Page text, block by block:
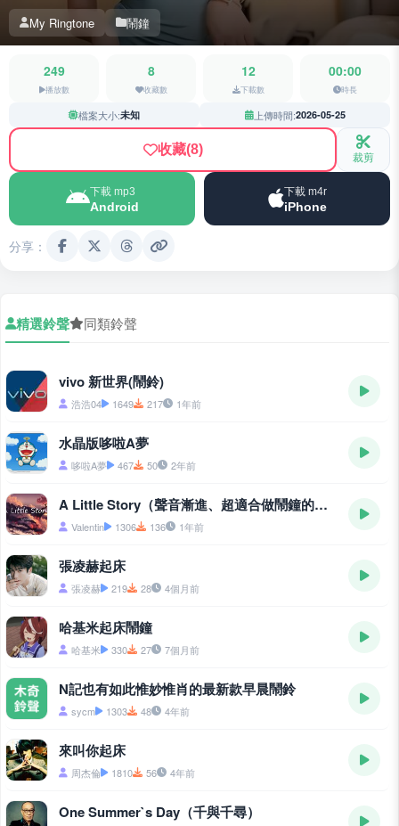
My Ringtone 鬧鐘
249
播放數
8
收藏數
12
下載數
00:00
時長
檔案大小:未知 上傳時間:2026-05-25
收藏(8) 裁剪
下載 mp3
Android
下載 m4r
iPhone
分享：
精選鈴聲 同類鈴聲
vivo 新世界(鬧鈴)
浩浩04 1649 217 1年前
水晶版哆啦A夢
哆啦A夢 467 50 2年前
A Little Story（聲音漸進、超適合做鬧鐘的純音樂）
Valentin 1306 136 1年前
張凌赫起床
張凌赫 219 28 4個月前
哈基米起床鬧鐘
哈基米 330 27 7個月前
N記也有如此惟妙惟肖的最新款早晨鬧鈴
sycm 1303 48 4年前
來叫你起床
周杰倫 1810 56 4年前
One Summer`s Day（千與千尋）